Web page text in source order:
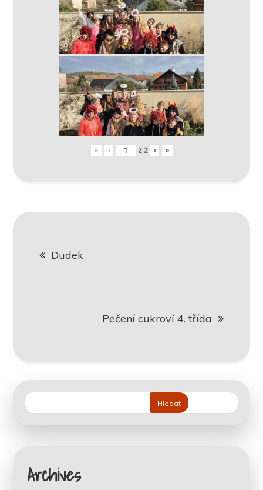
« ‹ z 2 › »
proDudek
Pečení cukroví 4. třída
Hledat
Archives